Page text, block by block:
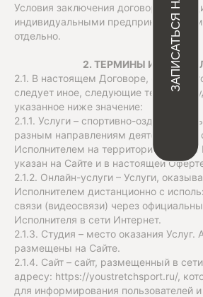
Условия заключения договора с
индивидуальными
отдельно.
2. ТЕРМИНЫ И
2.1. В настоящем Договоре, если из
следует иное, следующие термины
указанное ниже значение:
2.1.1. Услуги – спортивно-
разным направлениям
Исполнителем на территории Студий.
указан на Сайте и в настоящей
2.1.2. Онлайн-услуги – Услуги,
Исполнителем дистанционно с
связи (видеосвязи) через
Исполнителя в сети Интернет.
2.1.3. Студия – место оказания Услуг.
размещены на Сайте.
2.1.4. Сайт – сайт, размещенный в
адресу: https://youstretchsport.ru/,
для информирования пользователей